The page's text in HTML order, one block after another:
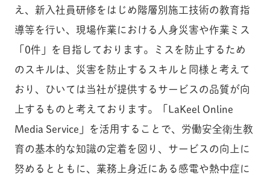
え、新入社員研修をはじめ階層別施工技術の教育指
導等を行い、現場作業における人身災害や作業ミス
「0件」を目指しております。ミスを防止するため
のスキルは、災害を防止するスキルと同様と考えて
おり、ひいては当社が提供するサービスの品質が向
上するものと考えております。「LaKeel Online
Media Service」を活用することで、労働安全衛生教
育の基本的な知識の定着を図り、サービスの向上に
努めるとともに、業務上身近にある感電や熱中症に